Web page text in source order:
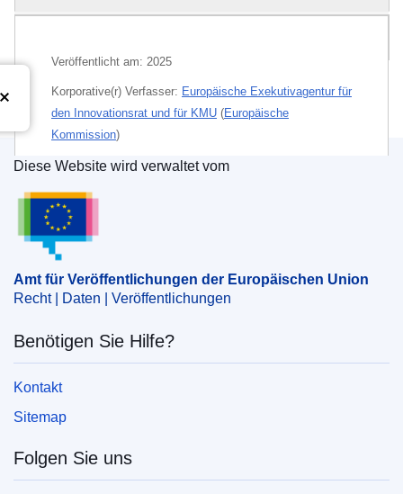
Veröffentlicht am: 2025
Korporative(r) Verfasser: Europäische Exekutivagentur für
den Innovationsrat und für KMU (Europäische
Kommission)
Themen:Asien, Patente – Schutz des geistigen
Thema:
Wissensmanagement
PDF
Amt für Veröffentlichungen der Europäischen
Diese Website wird verwaltet vom
Amt für Veröffentlichungen der Europäischen Union
Recht | Daten | Veröffentlichungen
Benötigen Sie Hilfe?
Kontakt
Sitemap
Folgen Sie uns